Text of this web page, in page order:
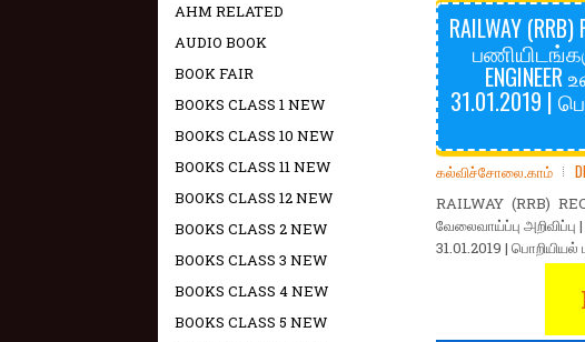
RAILWAY
31.01.2019 |
கல்விச்சோலை.காம்
RAILWAY (RRB)
வேலைவாய்ப்பு
31.01.2019 |
AHM RELATED
AUDIO BOOK
BOOK FAIR
BOOKS CLASS 1 NEW
BOOKS CLASS 10 NEW
BOOKS CLASS 11 NEW
BOOKS CLASS 12 NEW
BOOKS CLASS 2 NEW
BOOKS CLASS 3 NEW
BOOKS CLASS 4 NEW
BOOKS CLASS 5 NEW